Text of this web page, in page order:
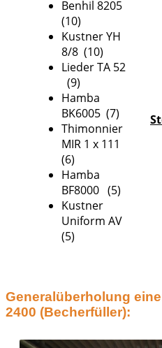
Benhil 8205
(10)
Kustner YH
8/8 (10)
Lieder TA 52
(9)
Hamba
BK6005 (7)
Thimonnier
MIR 1 x 111
(6)
Hamba
BF8000 (5)
Kustner
Uniform AV
(5)
Generalüberholung
2400 (Becherfüller):